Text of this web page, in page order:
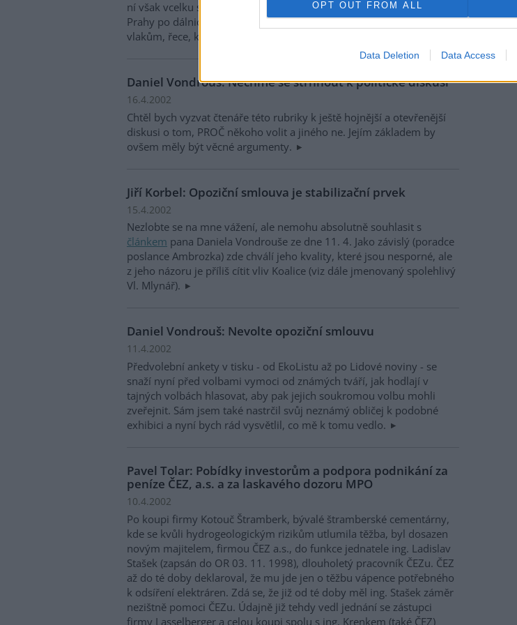
OPT OUT FROM ALL
Data Deletion Data Access
ní však vcelku souhlasil. Ano, nejezděme z Prahy do Brna a z Brna do
Prahy po dálnici, nejedná-li se o případ krajní nouze. Proč? Kvůli
vlakům, řece, krajině a nám samým.
Daniel Vondrouš: Nechme se strhnout k politické diskusi
16.4.2002
Chtěl bych vyzvat čtenáře této rubriky k ještě hojnější a otevřenější
diskusi o tom, PROČ někoho volit a jiného ne. Jejím základem by
ovšem měly být věcné argumenty.
Jiří Korbel: Opoziční smlouva je stabilizační prvek
15.4.2002
Nezlobte se na mne vážení, ale nemohu absolutně souhlasit s
článkem pana Daniela Vondrouše ze dne 11. 4. Jako závislý (poradce
poslance Ambrozka) zde chválí jeho kvality, které jsou nesporné, ale
z jeho názoru je příliš cítit vliv Koalice (viz dále jmenovaný spolehlivý
Vl. Mlynář).
Daniel Vondrouš: Nevolte opoziční smlouvu
11.4.2002
Předvolební ankety v tisku - od EkoListu až po Lidové noviny - se
snaží nyní před volbami vymoci od známých tváří, jak hodlají v
tajných volbách hlasovat, aby pak jejich soukromou volbu mohli
zveřejnit. Sám jsem také nastrčil svůj neznámý obličej k podobné
exhibici a nyní bych rád vysvětlil, co mě k tomu vedlo.
Pavel Tolar: Pobídky investorům a podpora podnikání za
peníze ČEZ, a.s. a za laskavého dozoru MPO
10.4.2002
Po koupi firmy Kotouč Štramberk, bývalé štramberské cementárny,
kde se kvůli hydrogeologickým rizikům utlumila těžba, byl dosazen
novým majitelem, firmou ČEZ a.s., do funkce jednatele ing. Ladislav
Stašek (zapsán do OR 03. 11. 1998), dlouholetý pracovník ČEZu. ČEZ
až do té doby deklaroval, že mu jde jen o těžbu vápence potřebného
k odsíření elektráren. Zdá se, že již od té doby měl ing. Stašek záměr
nezištně pomoci ČEZu. Údajně již tehdy vedl jednání se zástupci
firmy Lasselberger a celou koupi spolu s ing. Krenkem (také ČEZ)